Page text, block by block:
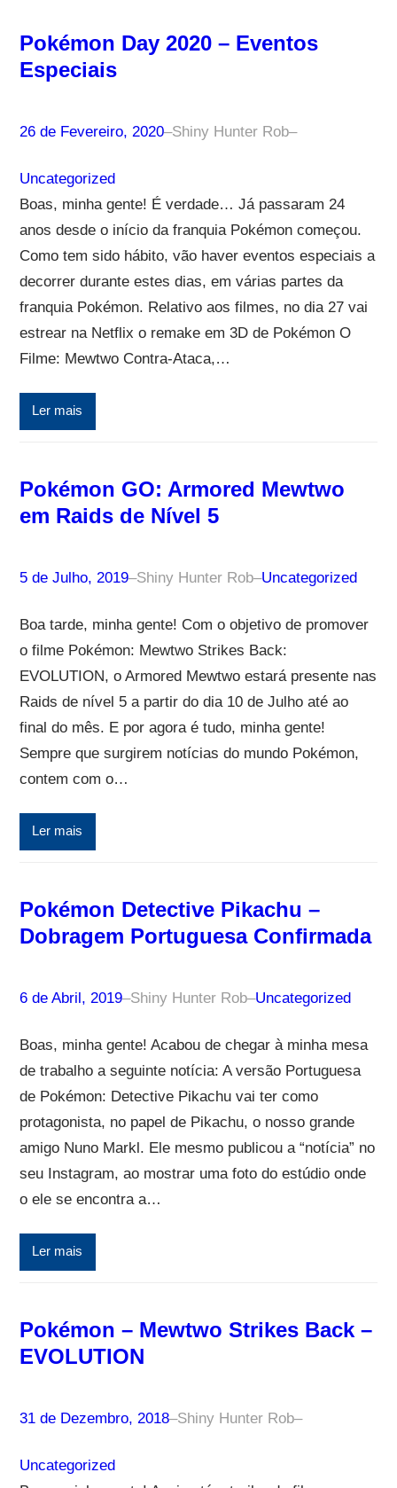
Pokémon Day 2020 – Eventos
Especiais
26 de Fevereiro, 2020–Shiny Hunter Rob–
Uncategorized
Boas, minha gente! É verdade… Já passaram 24
anos desde o início da franquia Pokémon começou.
Como tem sido hábito, vão haver eventos especiais a
decorrer durante estes dias, em várias partes da
franquia Pokémon. Relativo aos filmes, no dia 27 vai
estrear na Netflix o remake em 3D de Pokémon O
Filme: Mewtwo Contra-Ataca,…
Ler mais
Pokémon GO: Armored Mewtwo
em Raids de Nível 5
5 de Julho, 2019–Shiny Hunter Rob–Uncategorized
Boa tarde, minha gente! Com o objetivo de promover
o filme Pokémon: Mewtwo Strikes Back:
EVOLUTION, o Armored Mewtwo estará presente nas
Raids de nível 5 a partir do dia 10 de Julho até ao
final do mês. E por agora é tudo, minha gente!
Sempre que surgirem notícias do mundo Pokémon,
contem com o…
Ler mais
Pokémon Detective Pikachu –
Dobragem Portuguesa Confirmada
6 de Abril, 2019–Shiny Hunter Rob–Uncategorized
Boas, minha gente! Acabou de chegar à minha mesa
de trabalho a seguinte notícia: A versão Portuguesa
de Pokémon: Detective Pikachu vai ter como
protagonista, no papel de Pikachu, o nosso grande
amigo Nuno Markl. Ele mesmo publicou a “notícia” no
seu Instagram, ao mostrar uma foto do estúdio onde
o ele se encontra a…
Ler mais
Pokémon – Mewtwo Strikes Back –
EVOLUTION
31 de Dezembro, 2018–Shiny Hunter Rob–
Uncategorized